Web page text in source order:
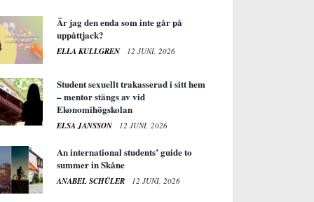
Är jag den enda som inte går på
uppåttjack?
ELLA KULLGREN 12 JUNI, 2026
Student sexuellt trakasserad i sitt hem
– mentor stängs av vid
Ekonomihögskolan
ELSA JANSSON 12 JUNI, 2026
An international students’ guide to
summer in Skåne
ANABEL SCHÜLER 12 JUNI, 2026